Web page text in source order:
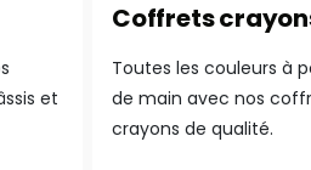
et
Coffrets
Toutes les couleurs à
de main avec nos
crayons de qualité.